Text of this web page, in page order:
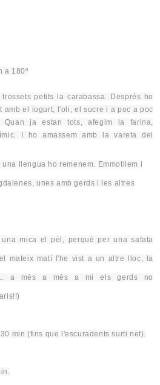
a 180º
petits la carabassa. Després ho
amb el iogurt, l'oli, el sucre i a poc a poc
Quan ja estan tots,afegim
la farina,
I ho amassem amb la vareta del
una llengua ho remenem. Emmotllem i
unes amb gerds i les altres
una mica el pèl, perquè per una safata
mateix matí l'he vist a un altre lloc, la
a més a més a mi els gerds no
min (fins que l'escuradents surti net).